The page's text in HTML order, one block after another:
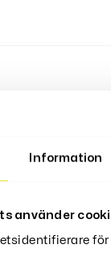
Information
använder
VARUKORG